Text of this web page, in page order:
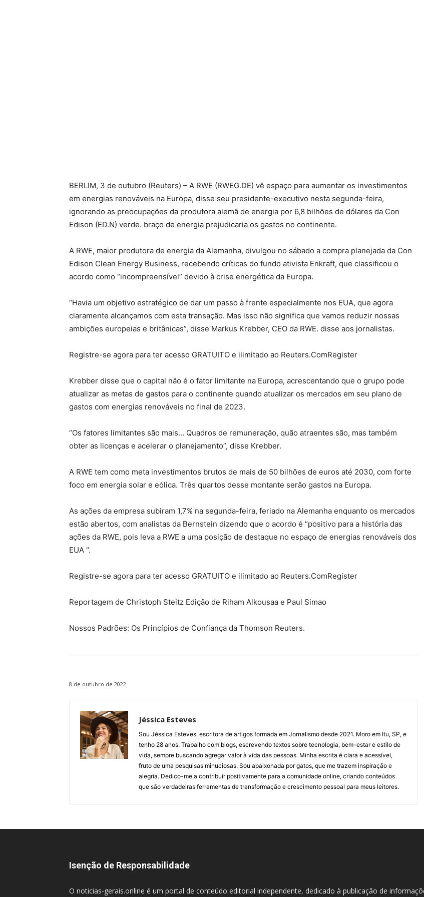
BERLIM, 3 de outubro (Reuters) – A RWE (RWEG.DE) vê espaço para aumentar os investimentos
em energias renováveis ​​na Europa, disse seu presidente-executivo nesta segunda-feira,
ignorando as preocupações da produtora alemã de energia por 6,8 bilhões de dólares da Con
Edison (ED.N) verde. braço de energia prejudicaria os gastos no continente.
A RWE, maior produtora de energia da Alemanha, divulgou no sábado a compra planejada da Con
Edison Clean Energy Business, recebendo críticas do fundo ativista Enkraft, que classificou o
acordo como “incompreensível” devido à crise energética da Europa.
“Havia um objetivo estratégico de dar um passo à frente especialmente nos EUA, que agora
claramente alcançamos com esta transação. Mas isso não significa que vamos reduzir nossas
ambições europeias e britânicas”, disse Markus Krebber, CEO da RWE. disse aos jornalistas.
Registre-se agora para ter acesso GRATUITO e ilimitado ao Reuters.ComRegister
Krebber disse que o capital não é o fator limitante na Europa, acrescentando que o grupo pode
atualizar as metas de gastos para o continente quando atualizar os mercados em seu plano de
gastos com energias renováveis ​​no final de 2023.
“Os fatores limitantes são mais… Quadros de remuneração, quão atraentes são, mas também
obter as licenças e acelerar o planejamento”, disse Krebber.
A RWE tem como meta investimentos brutos de mais de 50 bilhões de euros até 2030, com forte
foco em energia solar e eólica. Três quartos desse montante serão gastos na Europa.
As ações da empresa subiram 1,7% na segunda-feira, feriado na Alemanha enquanto os mercados
estão abertos, com analistas da Bernstein dizendo que o acordo é “positivo para a história das
ações da RWE, pois leva a RWE a uma posição de destaque no espaço de energias renováveis ​​​​dos
EUA “.
Registre-se agora para ter acesso GRATUITO e ilimitado ao Reuters.ComRegister
Reportagem de Christoph Steitz Edição de Riham Alkousaa e Paul Simao
Nossos Padrões: Os Princípios de Confiança da Thomson Reuters.
8 de outubro de 2022
Jéssica Esteves
Sou Jéssica Esteves, escritora de artigos formada em Jornalismo desde 2021. Moro em Itu, SP, e
tenho 28 anos. Trabalho com blogs, escrevendo textos sobre tecnologia, bem-estar e estilo de
vida, sempre buscando agregar valor à vida das pessoas. Minha escrita é clara e acessível,
fruto de uma pesquisas minuciosas. Sou apaixonada por gatos, que me trazem inspiração e
alegria. Dedico-me a contribuir positivamente para a comunidade online, criando conteúdos
que são verdadeiras ferramentas de transformação e crescimento pessoal para meus leitores.
Isenção de Responsabilidade
O noticias-gerais.online é um portal de conteúdo editorial independente, dedicado à publicação de